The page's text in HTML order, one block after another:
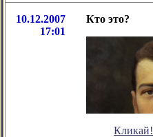
10.12.2007
17:01
Кто это?
Кликай!